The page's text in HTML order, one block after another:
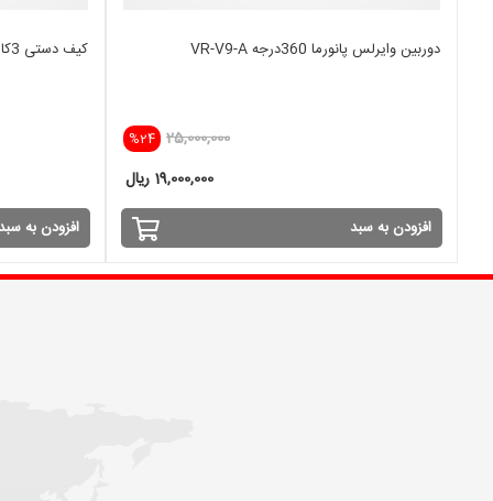
دوربین وایرلس پانورما 360درجه VR-V9-A
%24 25,000,000
19,000,000 ریال
افزودن به سبد
کیف دستی 3کاره لپ تاپ سایز 15.6 اینچ CAT
افزودن به